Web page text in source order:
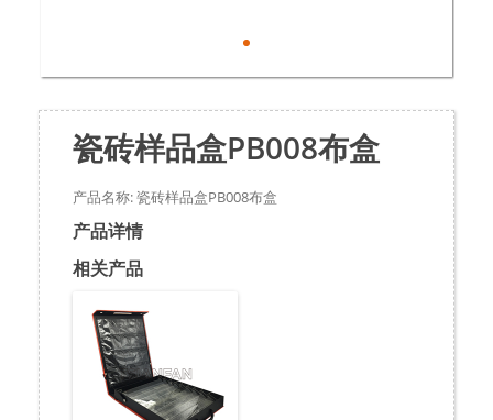
瓷砖样品盒PB008布盒
产品名称: 瓷砖样品盒PB008布盒
产品详情
相关产品